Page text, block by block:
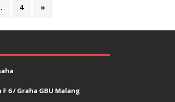
4 »
6 / Graha GBU Malang